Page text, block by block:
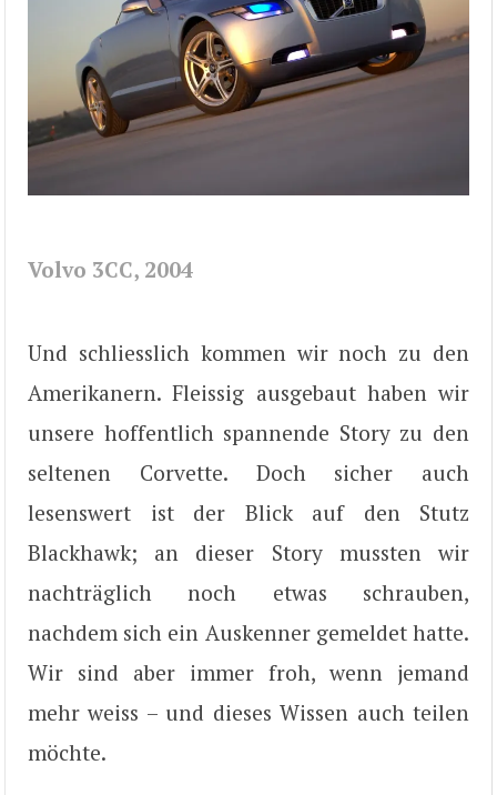
Volvo 3CC, 2004
Und schliesslich kommen wir noch zu den
Amerikanern. Fleissig ausgebaut haben wir
unsere hoffentlich spannende Story zu den
seltenen Corvette. Doch sicher auch
lesenswert ist der Blick auf den Stutz
Blackhawk; an dieser Story mussten wir
nachträglich noch etwas schrauben,
nachdem sich ein Auskenner gemeldet hatte.
Wir sind aber immer froh, wenn jemand
mehr weiss – und dieses Wissen auch teilen
möchte.